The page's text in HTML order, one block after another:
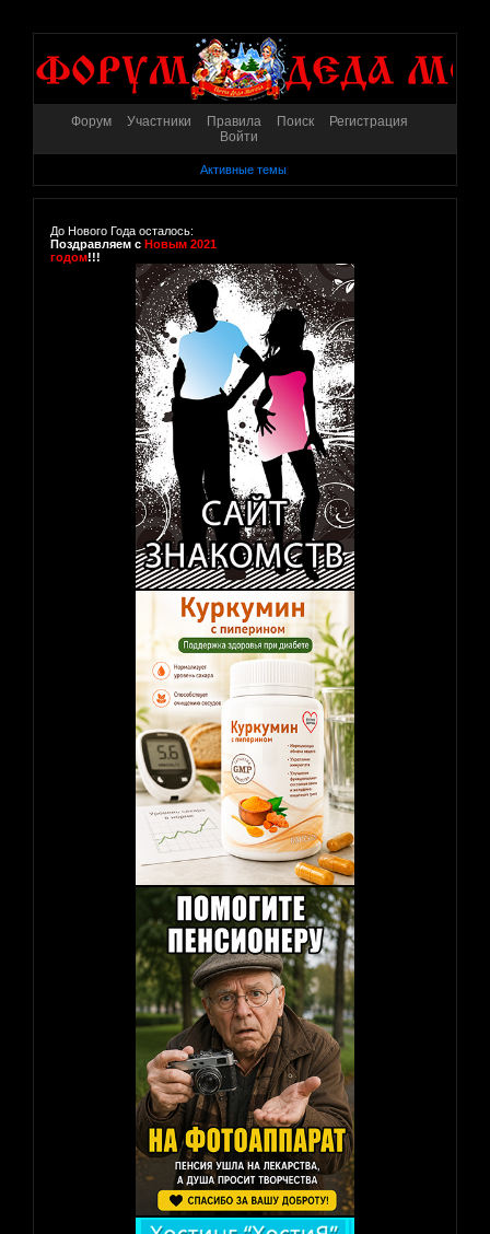
Форум Участники Правила Поиск
Регистрация
Войти
Активные темы
До Нового Года осталось:
Поздравляем с Новым 2021
годом!!!